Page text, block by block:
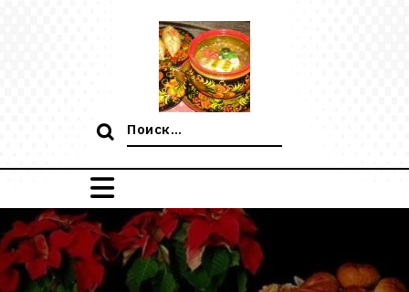
Поиск: